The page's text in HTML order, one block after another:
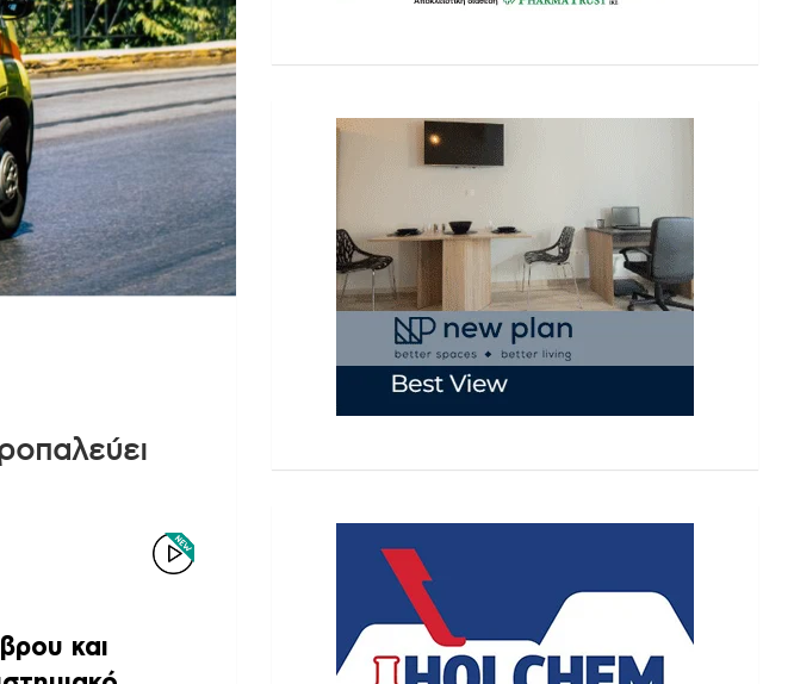
και